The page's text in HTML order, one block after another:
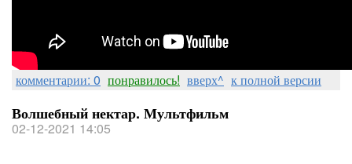
комментарии: 0 понравилось! вверх^ к полной версии
Волшебный нектар. Мультфильм
02-12-2021 14:05